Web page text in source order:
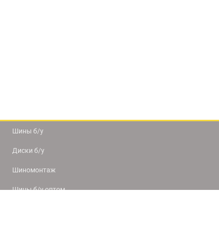
Шины б/у
Диски б/у
Шиномонтаж
Шины б/у оптом